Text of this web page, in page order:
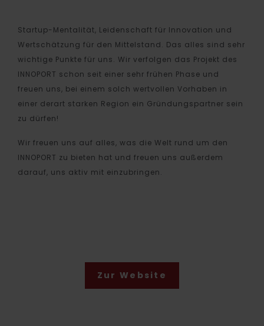
Startup-Mentalität, Leidenschaft für Innovation und
Wertschätzung für den Mittelstand. Das alles sind sehr
wichtige Punkte für uns. Wir verfolgen das Projekt des
INNOPORT schon seit einer sehr frühen Phase und
freuen uns, bei einem solch wertvollen Vorhaben in
einer derart starken Region ein Gründungspartner sein
zu dürfen!
Wir freuen uns auf alles, was die Welt rund um den
INNOPORT zu bieten hat und freuen uns außerdem
darauf, uns aktiv mit einzubringen.
Zur Website